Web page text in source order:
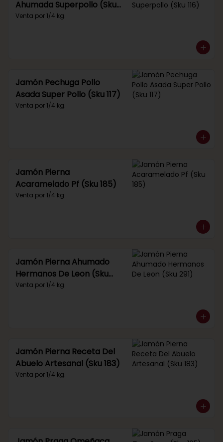
Ahumada Superpollo (Sku
116)
Venta por 1/4 kg.
Jamón Pechuga Pollo
Asada Super Pollo (Sku 117)
Venta por 1/4 kg.
Jamón Pierna
Acaramelado Pf (Sku 185)
Venta por 1/4 kg.
Jamón Pierna Ahumado
Hermanos De Leon (Sku
291)
Venta por 1/4 kg.
Jamón Pierna Receta Del
Abuelo Artesanal (Sku 183)
Venta por 1/4 kg.